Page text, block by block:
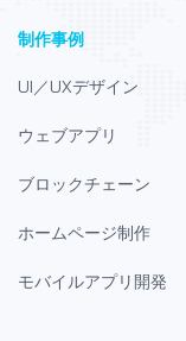
制作事例
UI／UXデザイン
ウェブアプリ
ブロックチェーン
ホームページ制作
モバイルアプリ開発